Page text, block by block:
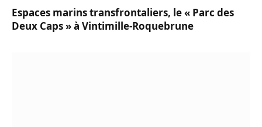
Espaces marins transfrontaliers, le « Parc des
Deux Caps » à Vintimille-Roquebrune